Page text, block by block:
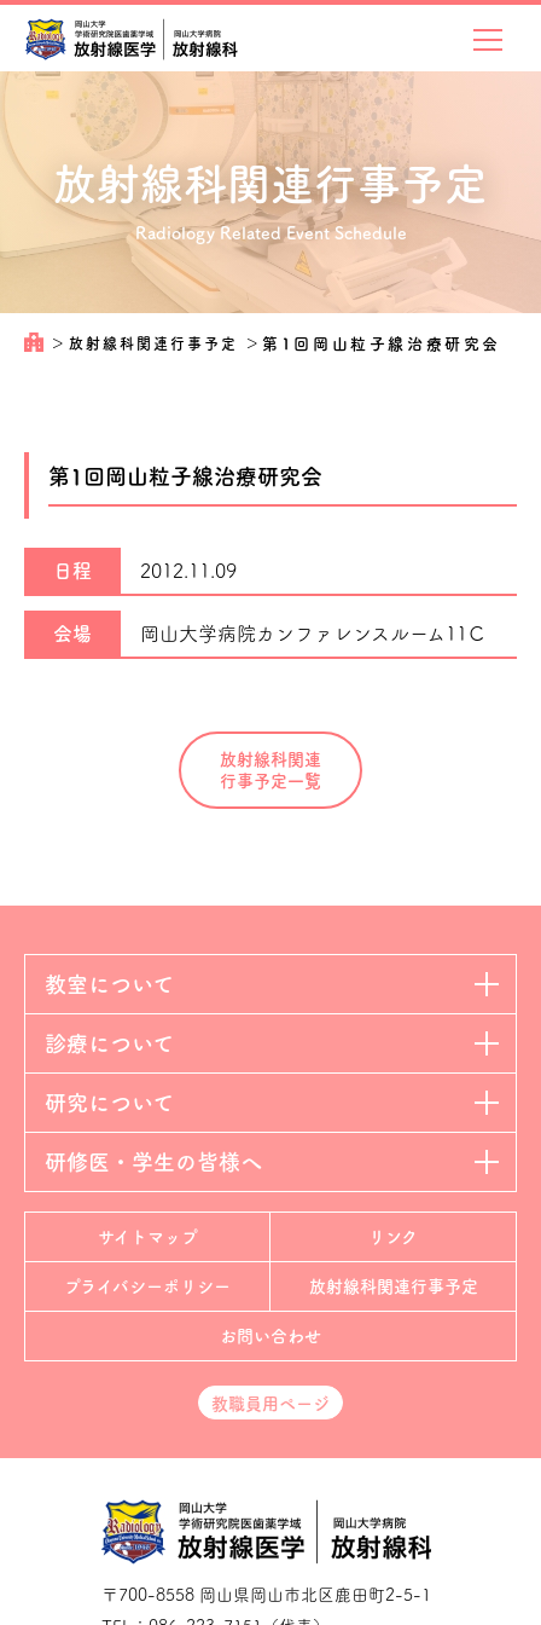
放射線科関連行事予定
Radiology Related Event Schedule
＞ 放射線科関連行事予定 ＞ 第1回岡山粒子線治療研究会
第1回岡山粒子線治療研究会
日程 2012.11.09
会場 岡山大学病院カンファレンスルーム11Ｃ
放射線科関連
行事予定一覧
教室について
診療について
研究について
研修医・学生の皆様へ
〒700-8558 岡山県岡山市北区鹿田町2-5-1
サイトマップ リンク
プライバシーポリシー 放射線科関連行事予定
お問い合わせ
教職員用ページ